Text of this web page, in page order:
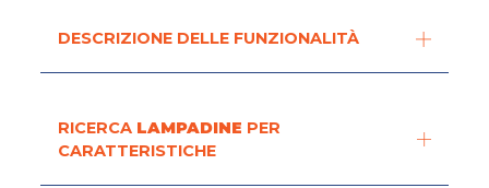
DESCRIZIONE DELLE FUNZIONALITÀ
RICERCA LAMPADINE PER
CARATTERISTICHE